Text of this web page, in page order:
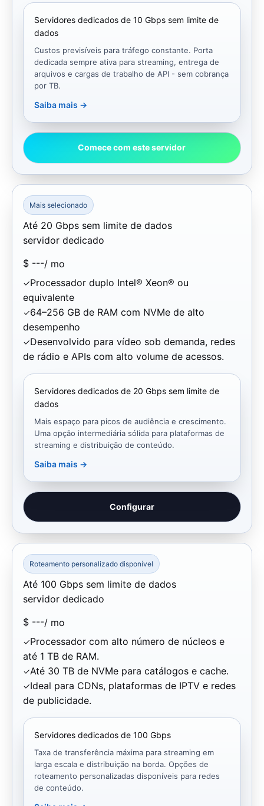
Servidores dedicados de 10 Gbps sem limite de
dados
Custos previsíveis para tráfego constante. Porta
dedicada sempre ativa para streaming, entrega de
arquivos e cargas de trabalho de API - sem cobrança
por TB.
Saiba mais →
Comece com este servidor
Mais selecionado
Até 20 Gbps sem limite de dados
servidor dedicado
$ ---/ mo
Processador duplo Intel® Xeon® ou
equivalente
64–256 GB de RAM com NVMe de alto
desempenho
Desenvolvido para vídeo sob demanda, redes
de rádio e APIs com alto volume de acessos.
Servidores dedicados de 20 Gbps sem limite de
dados
Mais espaço para picos de audiência e crescimento.
Uma opção intermediária sólida para plataformas de
streaming e distribuição de conteúdo.
Saiba mais →
Configurar
Roteamento personalizado disponível
Até 100 Gbps sem limite de dados
servidor dedicado
$ ---/ mo
Processador com alto número de núcleos e
até 1 TB de RAM.
Até 30 TB de NVMe para catálogos e cache.
Ideal para CDNs, plataformas de IPTV e redes
de publicidade.
Servidores dedicados de 100 Gbps
Taxa de transferência máxima para streaming em
larga escala e distribuição na borda. Opções de
roteamento personalizadas disponíveis para redes
de conteúdo.